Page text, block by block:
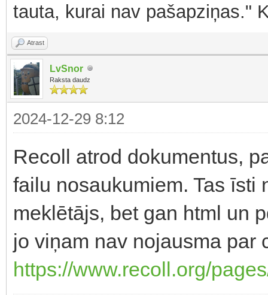
tauta, kurai nav pašapziņas."
Atrast
LvSnor
Raksta daudz
2024-12-29 8:12
Recoll atrod dokumentus,
failu nosaukumiem. Tas īsti
meklētājs, bet gan html un
jo viņam nav nojausma par
https://www.recoll.org/